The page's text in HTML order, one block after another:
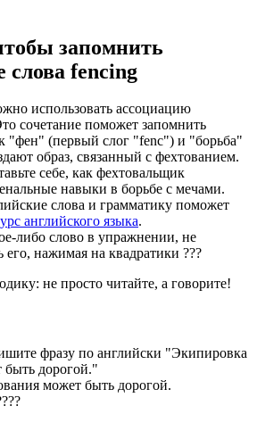
запомнить
слова fencing
использовать ассоциацию
сочетание поможет запомнить
"фен" (первый слог "fenc") и "борьба"
образ, связанный с фехтованием.
себе, как фехтовальщик
навыки в борьбе с мечами.
слова и грамматику поможет
английского языка.
либо слово в упражнении, не
его, нажимая на квадратики ???
не просто читайте, а говорите!
фразу по английски "Экипировка
быть дорогой."
может быть дорогой.
???